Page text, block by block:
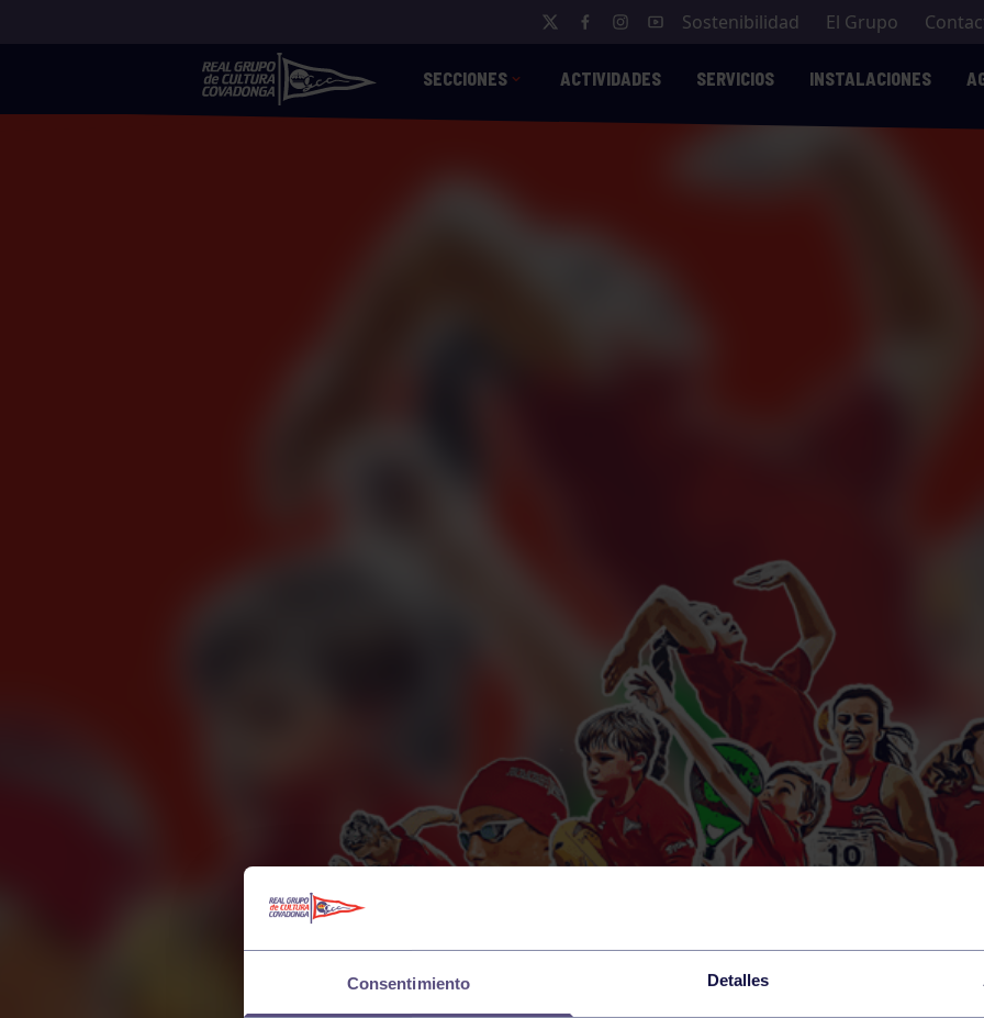
Consentimiento Detalles
Sostenibilidad El Grupo
SECCIONES ACTIVIDADES SERVICIOS INSTALACIONES